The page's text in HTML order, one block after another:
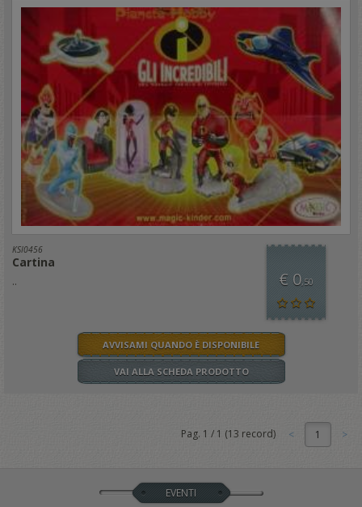
KSI0456
Cartina
.. € 0,50
AVVISAMI QUANDO È DISPONIBILE
VAI ALLA SCHEDA PRODOTTO
Pag. 1 / 1 (13 record) 1
EVENTI